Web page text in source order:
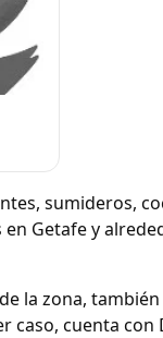
sumideros,
Getafe y
la zona,
caso, cuenta